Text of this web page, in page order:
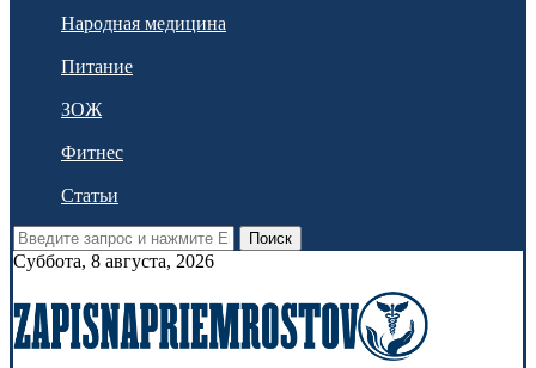
Народная медицина
Питание
ЗОЖ
Фитнес
Статьи
Поиск
Суббота, 8 августа, 2026